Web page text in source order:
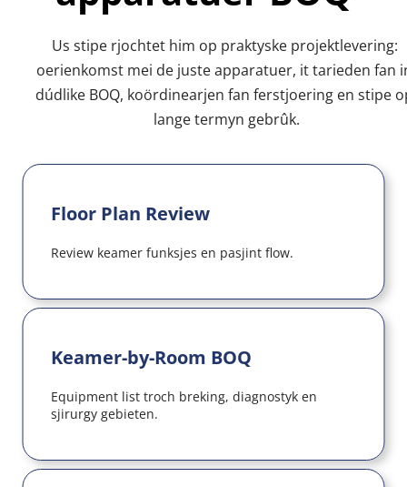
Us stipe rjochtet him op praktyske projektlevering:
oerienkomst mei de juste apparatuer, it tarieden fan
dúdlike BOQ, koördinearjen fan ferstjoering en stipe
lange termyn gebrûk.
Floor Plan Review
Review keamer funksjes en pasjint flow.
Keamer-by-Room BOQ
Equipment list troch breking, diagnostyk en
sjirurgy gebieten.